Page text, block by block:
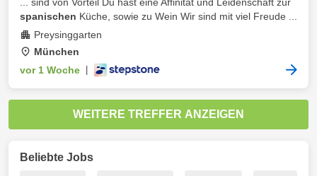
spanischen Küche, sowie zu Wein Wir sind mit viel Freude ...
Preysinggarten
München
vor 1 Woche
WEITERE TREFFER ANZEIGEN
Beliebte Jobs